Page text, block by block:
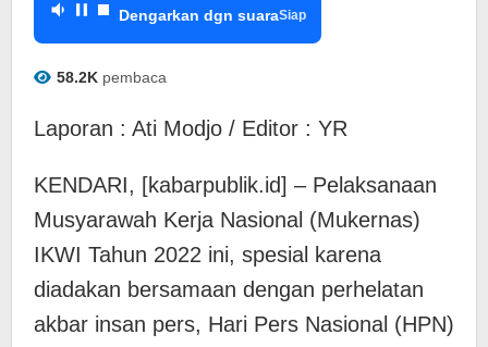
Dengarkan dgn suaraSiap
58.2K pembaca
Laporan : Ati Modjo / Editor : YR
KENDARI, [kabarpublik.id] – Pelaksanaan
Musyarawah Kerja Nasional (Mukernas)
IKWI Tahun 2022 ini, spesial karena
diadakan bersamaan dengan perhelatan
akbar insan pers, Hari Pers Nasional (HPN)